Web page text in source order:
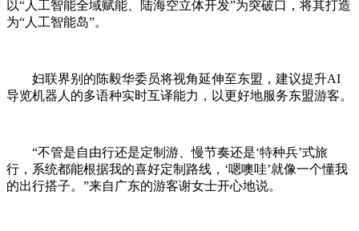
以“人工智能全域赋能、陆海空立体开发”为突破口，将其打造
为“人工智能岛”。
妇联界别的陈毅华委员将视角延伸至东盟，建议提升AI
导览机器人的多语种实时互译能力，以更好地服务东盟游客。
“不管是自由行还是定制游、慢节奏还是‘特种兵’式旅
行，系统都能根据我的喜好定制路线，‘嗯噢哇’就像一个懂我
的出行搭子。”来自广东的游客谢女士开心地说。